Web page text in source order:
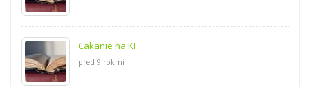
Cakanie na KI
pred 9 rokmi